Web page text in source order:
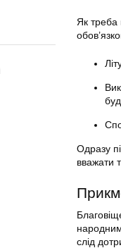
Як треба
Одразу
вважати
слід